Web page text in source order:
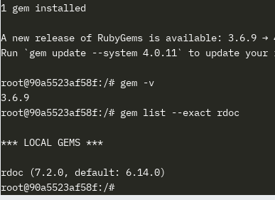
1 gem installed
A new release of RubyGems is available: 3.6.9 →
Run `gem update --system 4.0.11` to update
root@90a5523af58f:/# gem -v
3.6.9
root@90a5523af58f:/# gem list --exact rdoc
*** LOCAL GEMS ***
rdoc (7.2.0, default: 6.14.0)